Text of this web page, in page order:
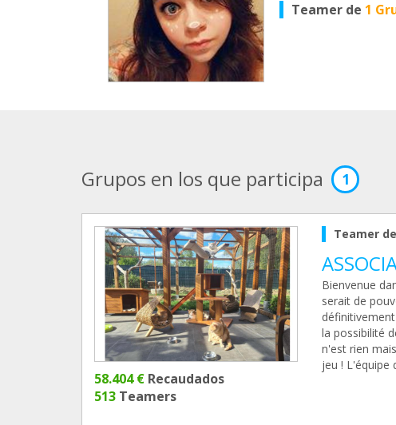
Teamer de 1
Grupos en los que participa 1
58.404 € Recaudados
513 Teamers
Teamer
Bienvenue
serait de
la possibilité
n'est rien
jeu ! L'équipe